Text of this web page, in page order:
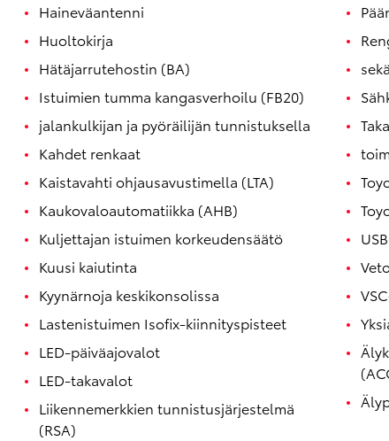
HYBRIDI
Haineväantenni
Huoltokirja
Hätäjarrutehostin (BA)
Istuimien tumma kangasverhoilu (FB20)
jalankulkijan ja pyöräilijän tunnistuksella
Kahdet renkaat
Kaistavahti ohjausavustimella (LTA)
Kaukovaloautomatiikka (AHB)
Kuljettajan istuimen korkeudensäätö
Kuusi kaiutinta
Kyynärnoja keskikonsolissa
Lastenistuimen Isofix-kiinnityspisteet
LED-päiväajovalot
LED-takavalot
Liikennemerkkien tunnistusjärjestelmä
(RSA)